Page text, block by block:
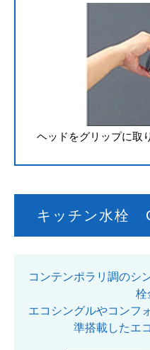
ヘッドをグリップに取
キッチン水栓
コンテンポラリ調のシ
栓
エコシングルやコンフ
準搭載したエ